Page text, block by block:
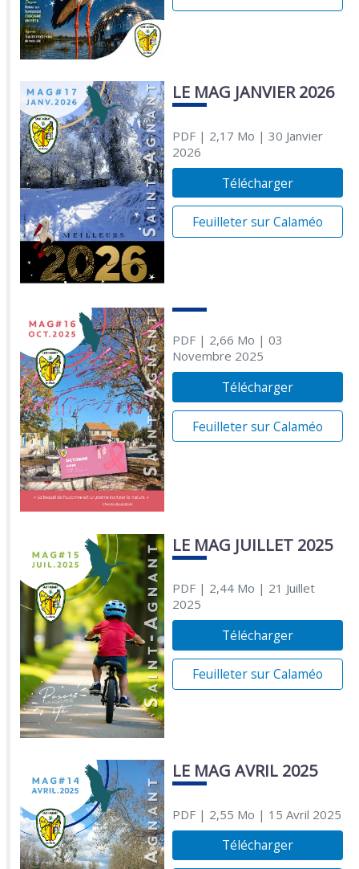
LE MAG JANVIER 2026
PDF| 2,17 Mo | 30 Janvier
2026
Télécharger
Feuilleter sur Calaméo
PDF| 2,66 Mo | 03
Novembre 2025
Télécharger
Feuilleter sur Calaméo
LE MAG JUILLET 2025
PDF| 2,44 Mo | 21 Juillet
2025
Télécharger
Feuilleter sur Calaméo
LE MAG AVRIL 2025
PDF| 2,55 Mo | 15 Avril 2025
Télécharger